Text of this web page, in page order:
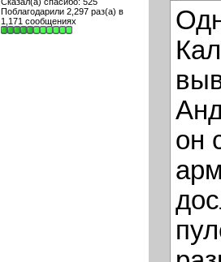
Поблагодарили 2,297 раз(а) в
1,171 сообщениях
он